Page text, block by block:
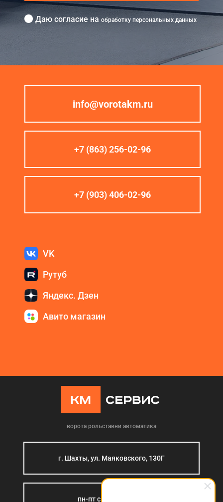
Даю согласие на обработку персональных данных
info@vorotakm.ru
+7 (863) 256-02-96
+7 (903) 406-02-96
VK
Рутуб
Яндекс. Дзен
Авито магазин
ворота рольставни автоматика
г. Шахты, ул. Маяковского, 130Г
пн-пт с 9:00 до 18:00